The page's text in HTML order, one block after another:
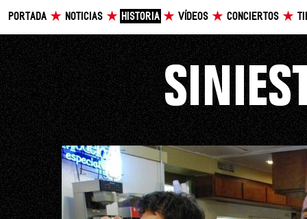
PORTADA NOTICIAS HISTORIA VÍDEOS CONCIERTOS